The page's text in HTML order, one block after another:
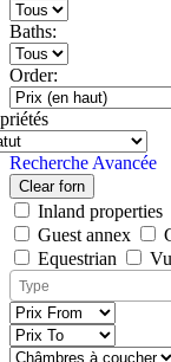
Baths:
Order:
Recherche Avancée
Clear forn
Inland properties
Guest annex
Equestrian